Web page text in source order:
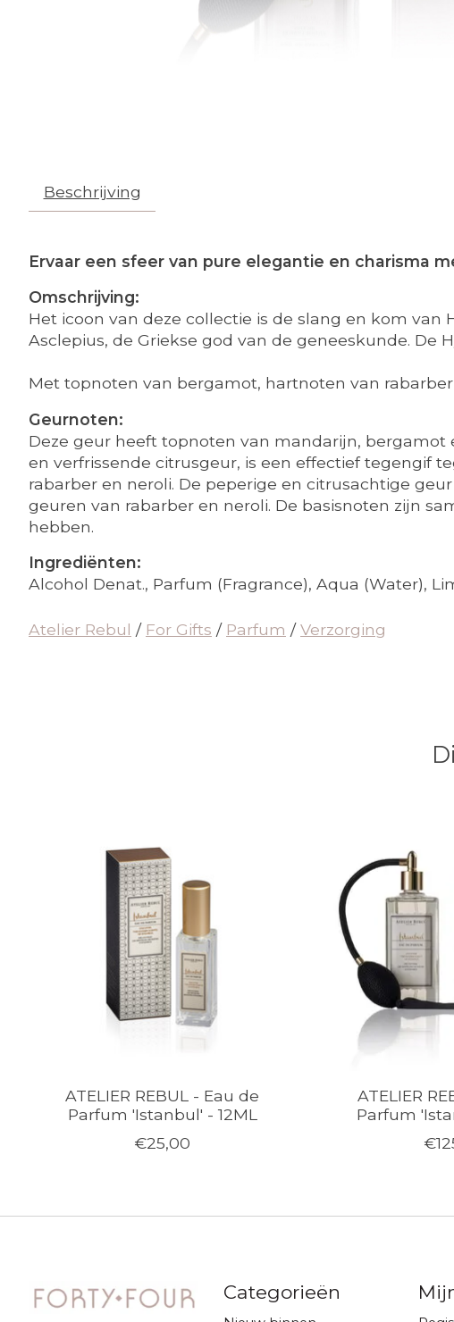
Beschrijving
Ervaar een sfeer van pure elegantie en charisma
Omschrijving:
Het icoon van deze collectie is de slang en kom
Asclepius, de Griekse god van de geneeskunde. De
Met topnoten van bergamot, hartnoten van
Geurnoten:
Deze geur heeft topnoten van mandarijn, bergamot
en verfrissende citrusgeur, is een effectief tegengif
rabarber en neroli. De peperige en citrusachtige
geuren van rabarber en neroli. De basisnoten zijn
hebben.
Ingrediënten:
Alcohol Denat., Parfum (Fragrance), Aqua (Water),
Atelier Rebul / For Gifts / Parfum /Verzorging
ATELIER REBUL - Eau de
Parfum 'Istanbul' - 12ML
€25,00
ATELIER
Parfum
Categorieën